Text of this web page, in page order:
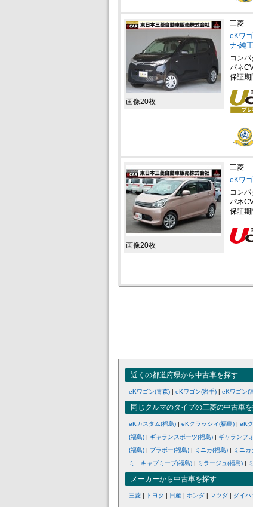
画像20枚
三菱
eKワ
ナ-純
コン
パネ
保証期
画像20枚
三菱
eKワ
コン
パネ
保証期
近くの都道府県から中古車を探す
eKワゴン(青森) | eKワゴン(岩手) | eKワゴン(
同じクルマのタイプの三菱の中古車
eKカスタム(福島) | eKクラッシィ(福島) | eK
(福島) | ギャランスポーツ(福島) | ギャランフ
(福島) | ブラボー(福島) | ミニカ(福島) | ミニ
ミニキャブミーブ(福島) | ミラージュ(福島) |
メーカーから中古車を探す
三菱 | トヨタ | 日産 | ホンダ | マツダ | ダイハ